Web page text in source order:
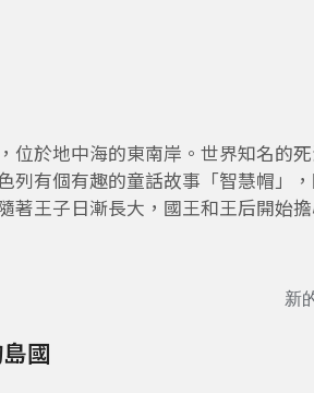
位於地中海的東南岸。世界知名的
有個有趣的童話故事「智慧帽」
著王子日漸長大，國王和王后開始
新
國